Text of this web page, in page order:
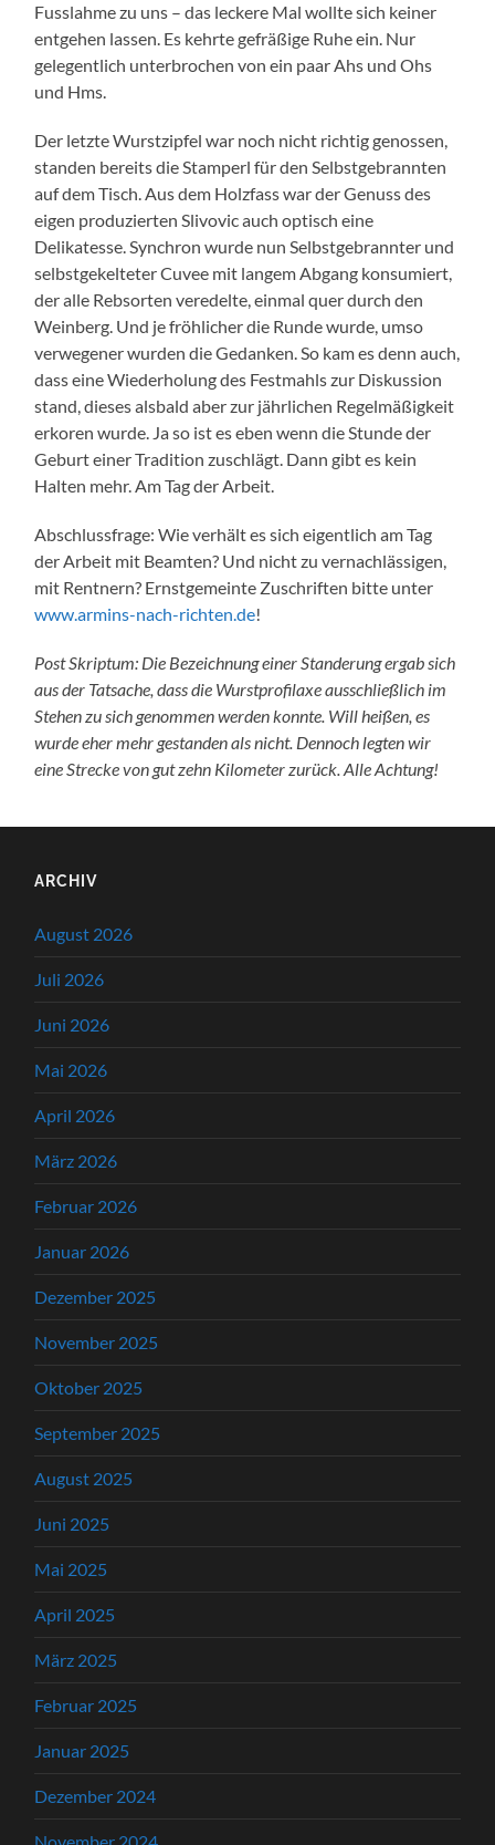
Fusslahme zu uns – das leckere Mal wollte sich keiner
entgehen lassen. Es kehrte gefräßige Ruhe ein. Nur
gelegentlich unterbrochen von ein paar Ahs und Ohs
und Hms.
Der letzte Wurstzipfel war noch nicht richtig genossen,
standen bereits die Stamperl für den Selbstgebrannten
auf dem Tisch. Aus dem Holzfass war der Genuss des
eigen produzierten Slivovic auch optisch eine
Delikatesse. Synchron wurde nun Selbstgebrannter und
selbstgekelteter Cuvee mit langem Abgang konsumiert,
der alle Rebsorten veredelte, einmal quer durch den
Weinberg. Und je fröhlicher die Runde wurde, umso
verwegener wurden die Gedanken. So kam es denn auch,
dass eine Wiederholung des Festmahls zur Diskussion
stand, dieses alsbald aber zur jährlichen Regelmäßigkeit
erkoren wurde. Ja so ist es eben wenn die Stunde der
Geburt einer Tradition zuschlägt. Dann gibt es kein
Halten mehr. Am Tag der Arbeit.
Abschlussfrage: Wie verhält es sich eigentlich am Tag
der Arbeit mit Beamten? Und nicht zu vernachlässigen,
mit Rentnern? Ernstgemeinte Zuschriften bitte unter
www.armins-nach-richten.de!
Post Skriptum: Die Bezeichnung einer Standerung ergab sich
aus der Tatsache, dass die Wurstprofilaxe ausschließlich im
Stehen zu sich genommen werden konnte. Will heißen, es
wurde eher mehr gestanden als nicht. Dennoch legten wir
eine Strecke von gut zehn Kilometer zurück. Alle Achtung!
ARCHIV
August 2026
Juli 2026
Juni 2026
Mai 2026
April 2026
März 2026
Februar 2026
Januar 2026
Dezember 2025
November 2025
Oktober 2025
September 2025
August 2025
Juni 2025
Mai 2025
April 2025
März 2025
Februar 2025
Januar 2025
Dezember 2024